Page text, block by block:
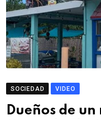
SOCIEDAD VIDEO
Dueños de